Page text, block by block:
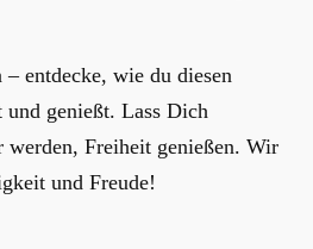
entdecke, wie du diesen
und genießt. Lass Dich
Freiheit genießen. Wir
und Freude!